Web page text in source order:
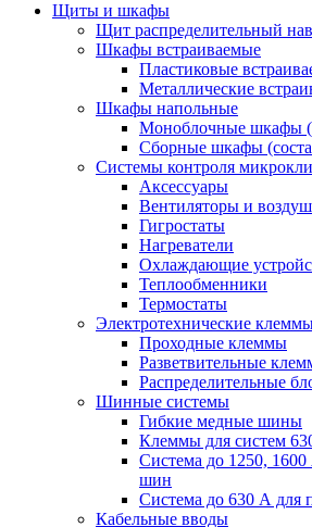
Щиты и шкафы
Щит распределительный
Шкафы встраиваемые
Пластиковые
Металлические
Шкафы напольные
Моноблочные шкафы
Сборные шкафы
Системы контроля
Аксессуары
Вентиляторы и
Гигростаты
Нагреватели
Охлаждающие
Теплообменники
Термостаты
Электротехнические
Проходные клеммы
Разветвительные
Распределительные
Шинные системы
Гибкие медные шины
Клеммы для систем
Система до 1250,
шин
Система до 630 А для
Кабельные вводы